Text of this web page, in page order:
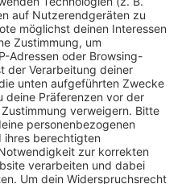
wie voll der Bus ist und
würde. All diese Daten
Bus erstellt und an die
Zeiten ist das ein
nur für Schüler und
Gewinn, auch alle
von der Auskunft.